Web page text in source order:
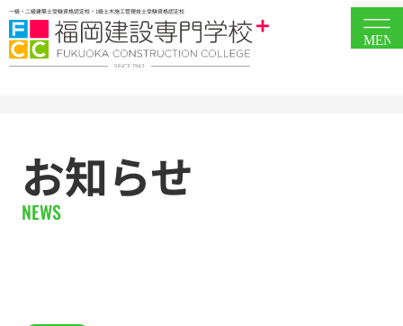
一級・二級建築士受験資格認定校・1級土木施工管理技士受験資格認定校
MENU
お知らせ
NEWS